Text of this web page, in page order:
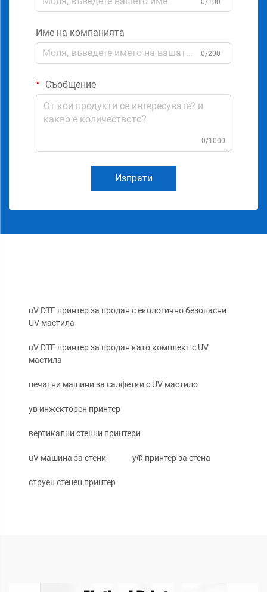
Име на компанията
0/200
Съобщение
0/1000
Изпрати
uV DTF принтер за продан с екологично безопасни
UV мастила
uV DTF принтер за продан като комплект с UV
мастила
печатни машини за салфетки с UV мастило
ув инжекторен принтер
вертикални стенни принтери
uV машина за стени уФ принтер за стена
струен стенен принтер